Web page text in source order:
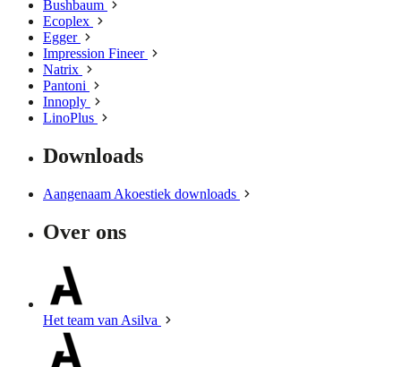
Bushbaum
Ecoplex
Egger
Impression Fineer
Natrix
Pantoni
Innoply
LinoPlus
Downloads
Aangenaam Akoestiek downloads
Over ons
Het team van Asilva